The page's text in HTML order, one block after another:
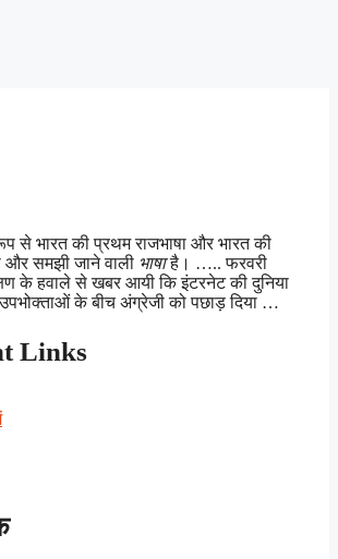
से भारत की प्रथम राजभाषा और भारत की
समझी जाने वाली भाषाहै। ….. फरवरी
के हवाले से खबर आयी कि इंटरनेट की दुनिया
के बीच अंग्रेजी को पछाड़ दिया …
Links